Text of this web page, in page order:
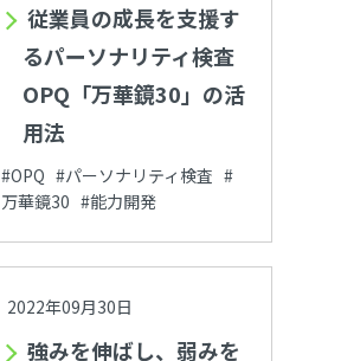
従業員の成長を支援す
るパーソナリティ検査
OPQ「万華鏡30」の活
用法
#OPQ #パーソナリティ検査 #
万華鏡30 #能力開発
2022年09月30日
強みを伸ばし、弱みを